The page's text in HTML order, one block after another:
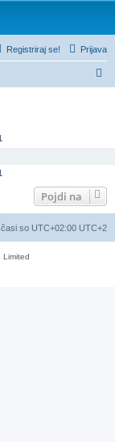
Prijava
Registriraj se!
e
Pojdi na
so UTC+02:00 UTC+2
Limited